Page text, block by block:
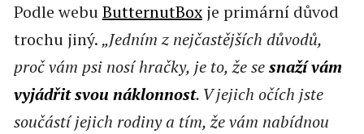
Podle webuButternutBoxje primární důvod
trochu jiný. „Jedním z nejčastějších důvodů,
proč vám psi nosí hračky, je to, že sesnaží vám
vyjádřit svou náklonnost. V jejich očích jste
součástí jejich rodiny a tím, že vám nabídnou